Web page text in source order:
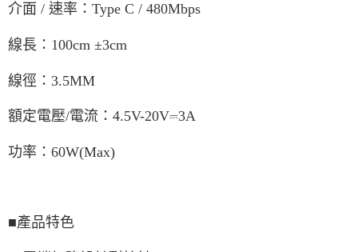
介面 / 速率：Type C / 480Mbps
線長：100cm ±3cm
線徑：3.5MM
額定電壓/電流：4.5V-20V⎓3A
功率：60W(Max)
■產品特色